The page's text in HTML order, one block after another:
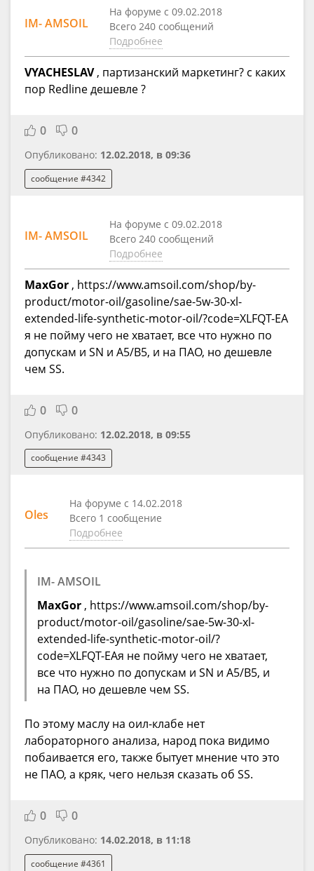
IM- AMSOIL
На форуме с 09.02.2018
Всего 240 сообщений
Подробнее
VYACHESLAV, партизанский маркетинг? с каких
пор Redline дешевле ?
0 0
Опубликовано: 12.02.2018, в 09:36
сообщение #4342
IM- AMSOIL
На форуме с 09.02.2018
Всего 240 сообщений
Подробнее
MaxGor , https://www.amsoil.com/shop/by-
product/motor-oil/gasoline/sae-5w-30-xl-
extended-life-synthetic-motor-oil/?code=XLFQT-EA
я не пойму чего не хватает, все что нужно по
допускам и SN и А5/В5, и на ПАО, но дешевле
чем SS.
0 0
Опубликовано: 12.02.2018, в 09:55
сообщение #4343
Oles
На форуме с 14.02.2018
Всего 1 сообщение
Подробнее
IM- AMSOIL
MaxGor , https://www.amsoil.com/shop/by-
product/motor-oil/gasoline/sae-5w-30-xl-
extended-life-synthetic-motor-oil/?
code=XLFQT-EAя не пойму чего не хватает,
все что нужно по допускам и SN и А5/В5, и
на ПАО, но дешевле чем SS.
По этому маслу на оил-клабе нет
лабораторного анализа, народ пока видимо
побаивается его, также бытует мнение что это
не ПАО, а кряк, чего нельзя сказать об SS.
0 0
Опубликовано: 14.02.2018, в 11:18
сообщение #4361